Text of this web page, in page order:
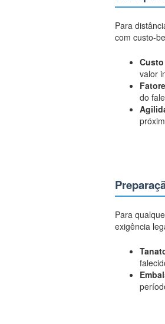
Para
com custo-
valor
do
Para
exigência